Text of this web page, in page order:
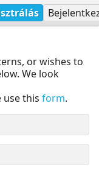
or wishes to
We look
this form.